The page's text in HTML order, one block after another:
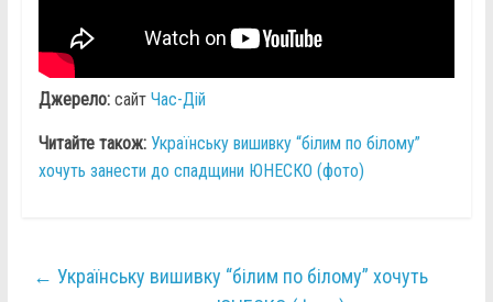
Джерело:сайт Час-Дій
Читайте також: Українську вишивку “білим по білому”
хочуть занести до спадщини ЮНЕСКО (фото)
← Українську вишивку “білим по білому” хочуть